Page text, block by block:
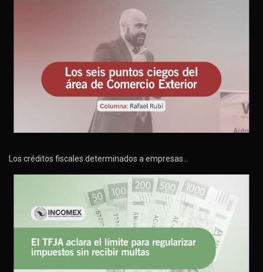
Los créditos fiscales determinados a empresas…